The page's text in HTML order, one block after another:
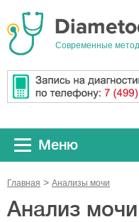
Cовременные
Меню
Главная Анализы мочи
Анализ